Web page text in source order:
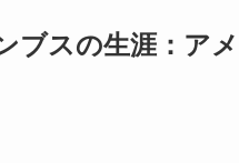
ブスの生涯：ア